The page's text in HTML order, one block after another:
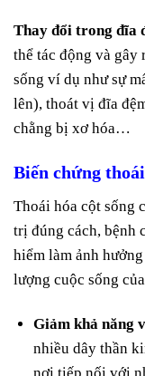
Thay đổi trong đĩa
thể tác động và
sống ví dụ như sự
lên), thoát vị đĩa
chằng bị xơ hóa…
Biến chứng
Thoái hóa cột sống
trị đúng cách, bệnh
hiểm làm ảnh
lượng cuộc sống
Giảm khả năng
nhiều dây thần